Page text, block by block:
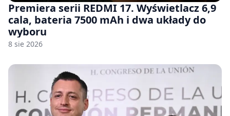
Premiera serii REDMI 17. Wyświetlacz 6,9
cala, bateria 7500 mAh i dwa układy do
wyboru
8 sie 2026